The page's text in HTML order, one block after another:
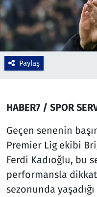
Paylaş
HABER7 / SPOR
Geçen senenin
Premier Lig ekibi
Ferdi Kadıoğlu, bu
performansla
sezonunda
Yerel